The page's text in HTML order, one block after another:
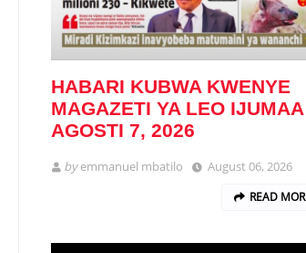
HABARI KUBWA KWENYE
MAGAZETI YA LEO IJUMAA
AGOSTI 7, 2026
byemmanuel mbatilo August 06, 2026
READ